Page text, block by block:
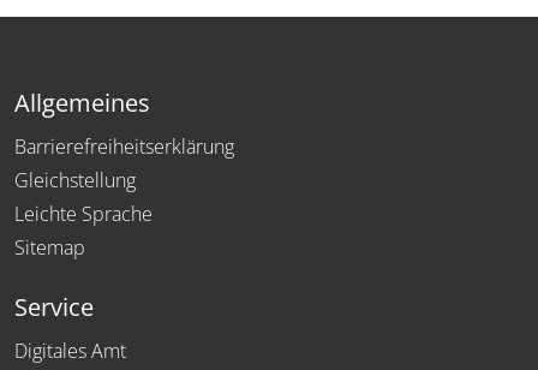
Allgemeines
Barrierefreiheitserklärung
Gleichstellung
Leichte Sprache
Sitemap
Service
Digitales Amt